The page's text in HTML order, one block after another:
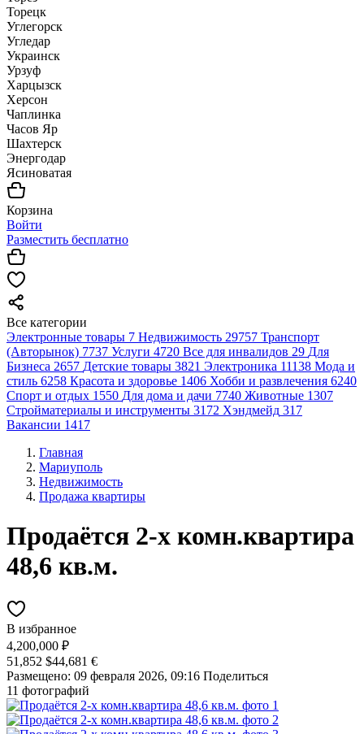
Торецк
Углегорск
Угледар
Украинск
Урзуф
Харцызск
Херсон
Чаплинка
Часов Яр
Шахтерск
Энергодар
Ясиноватая
Корзина
Войти
Разместить бесплатно
Все категории
Электронные товары 7 Недвижимость 29757 Транспорт
(Авторынок) 7737 Услуги 4720 Все для инвалидов 29 Для
Бизнеса 2657 Детские товары 3821 Электроника 11138 Мода и
стиль 6258 Красота и здоровье 1406 Хобби и развлечения 6240
Спорт и отдых 1550 Для дома и дачи 7740 Животные 1307
Стройматериалы и инструменты 3172 Хэндмейд 317
Вакансии 1417
Главная
Мариуполь
Недвижимость
Продажа квартиры
Продаётся 2-х комн.квартира
48,6 кв.м.
В избранное
4,200,000 ₽
51,852 $44,681 €
Размещено: 09 февраля 2026, 09:16 Поделиться
11 фотографий